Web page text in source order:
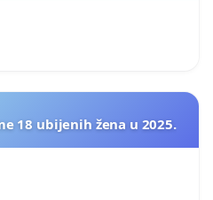
18 ubijenih žena u 2025.